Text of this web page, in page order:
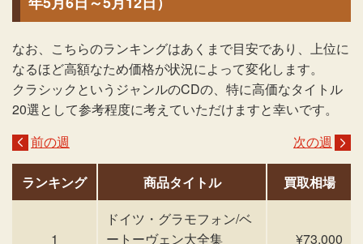
なお、こちらのランキングはあくまで目安であり、上位に
なるほど高額なため価格が状況によって変化します。
クラシックというジャンルのCDの、特に高価なタイトル
20選として参考程度に考えていただけますと幸いです。
前の週
次の週
ランキング 商品タイトル 買取相場
1
ドイツ・グラモフォン/ベ
ートーヴェン大全集
¥73,000